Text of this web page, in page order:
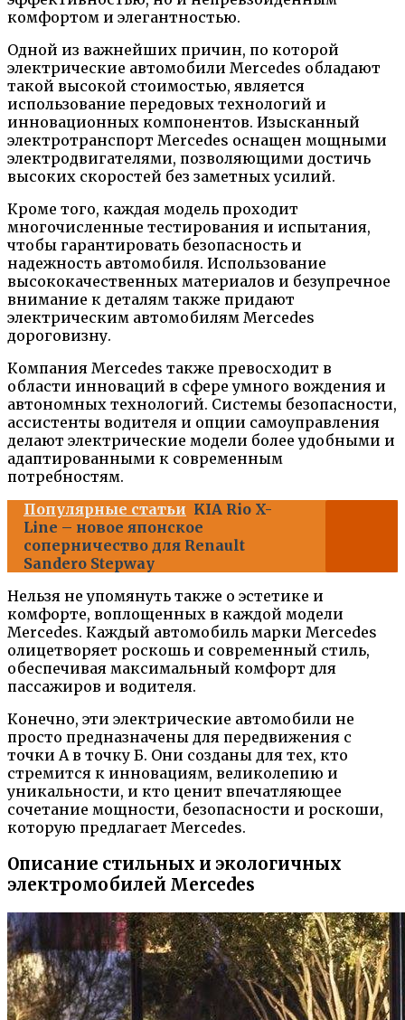
комфортом и элегантностью.
Одной из важнейших причин, по которой
электрические автомобили Mercedes обладают
такой высокой стоимостью, является
использование передовых технологий и
инновационных компонентов. Изысканный
электротранспорт Mercedes оснащен мощными
электродвигателями, позволяющими достичь
высоких скоростей без заметных усилий.
Кроме того, каждая модель проходит
многочисленные тестирования и испытания,
чтобы гарантировать безопасность и
надежность автомобиля. Использование
высококачественных материалов и безупречное
внимание к деталям также придают
электрическим автомобилям Mercedes
дороговизну.
Компания Mercedes также превосходит в
области инноваций в сфере умного вождения и
автономных технологий. Системы безопасности,
ассистенты водителя и опции самоуправления
делают электрические модели более удобными и
адаптированными к современным
потребностям.
Популярные статьи KIA Rio X-
Line – новое японское
соперничество для Renault
Sandero Stepway
Нельзя не упомянуть также о эстетике и
комфорте, воплощенных в каждой модели
Mercedes. Каждый автомобиль марки Mercedes
олицетворяет роскошь и современный стиль,
обеспечивая максимальный комфорт для
пассажиров и водителя.
Конечно, эти электрические автомобили не
просто предназначены для передвижения с
точки А в точку Б. Они созданы для тех, кто
стремится к инновациям, великолепию и
уникальности, и кто ценит впечатляющее
сочетание мощности, безопасности и роскоши,
которую предлагает Mercedes.
Описание стильных и экологичных
электромобилей Mercedes